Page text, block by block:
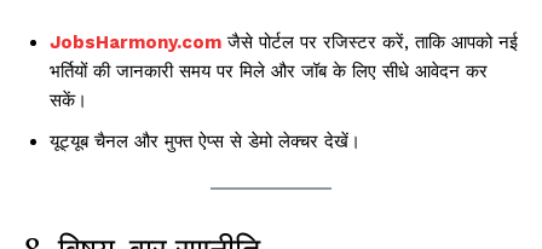
JobsHarmony.com जैसे पोर्टल पर रजिस्टर करें, ताकि आपको नई
भर्तियों की जानकारी समय पर मिले और जॉब के लिए सीधे आवेदन कर
सकें।
यूट्यूब चैनल और मुफ्त ऐप्स से डेमो लेक्चर देखें।